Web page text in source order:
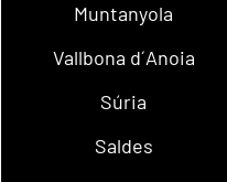
Muntanyola
Vallbona d´Anoia
Súria
Saldes